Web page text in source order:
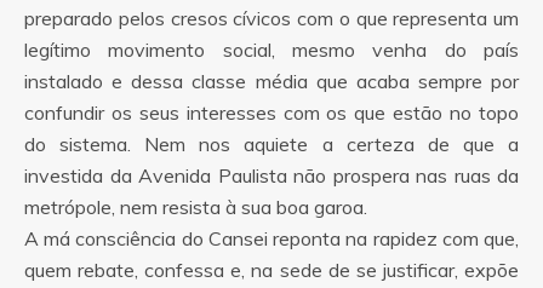
preparado pelos cresos cívicos com o que representa um
legítimo movimento social, mesmo venha do país
instalado e dessa classe média que acaba sempre por
confundir os seus interesses com os que estão no topo
do sistema. Nem nos aquiete a certeza de que a
investida da Avenida Paulista não prospera nas ruas da
metrópole, nem resista à sua boa garoa.
A má consciência do Cansei reponta na rapidez com que,
quem rebate, confessa e, na sede de se justificar, expõe